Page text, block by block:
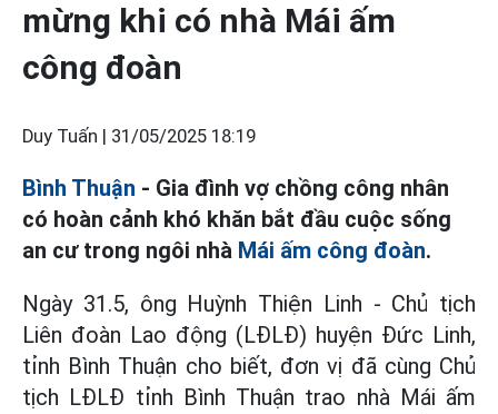
mừng khi có nhà Mái ấm
công đoàn
Duy Tuấn | 31/05/2025 18:19
Bình Thuận - Gia đình vợ chồng công nhân
có hoàn cảnh khó khăn bắt đầu cuộc sống
an cư trong ngôi nhà Mái ấm công đoàn.
Ngày 31.5, ông Huỳnh Thiện Linh - Chủ tịch
Liên đoàn Lao động (LĐLĐ) huyện Đức Linh,
tỉnh Bình Thuận cho biết, đơn vị đã cùng Chủ
tịch LĐLĐ tỉnh Bình Thuận trao nhà Mái ấm